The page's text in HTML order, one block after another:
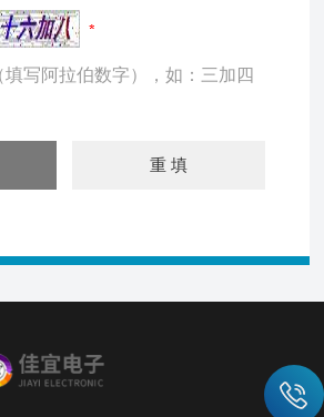
写阿拉伯数字），如：三加四